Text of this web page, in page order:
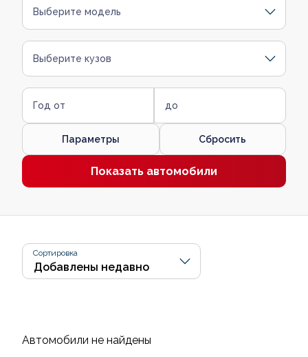
Выберите модель
Выберите кузов
Год от до
Параметры Сбросить
Показать автомобили
Сортировка
Автомобили не найдены